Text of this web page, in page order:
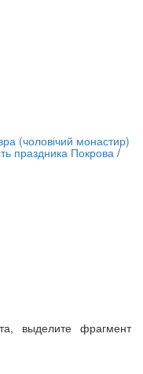
(чоловічий монастир)
праздника Покрова /
выделите фрагмент